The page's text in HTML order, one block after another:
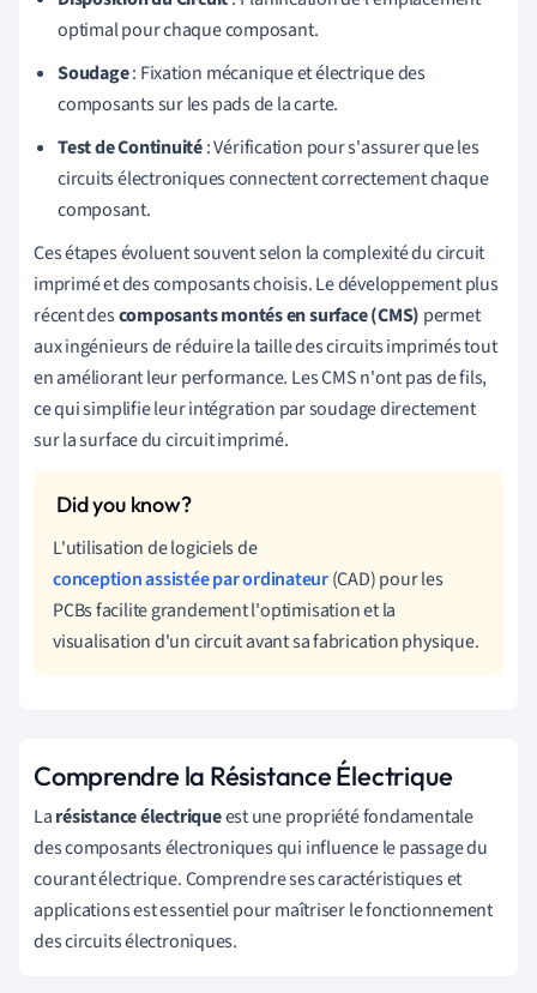
optimal pour chaque composant.
Soudage: Fixation mécanique et électrique des
composants sur les pads de la carte.
Test de Continuité: Vérification pour s'assurer que les
circuits électroniques connectent correctement chaque
composant.
Ces étapes évoluent souvent selon la complexité du circuit
imprimé et des composants choisis. Le développement plus
récent descomposants montés en surface (CMS) permet
aux ingénieurs de réduire la taille des circuits imprimés tout
en améliorant leur performance. Les CMS n'ont pas de fils,
ce qui simplifie leur intégration par soudage directement
sur la surface du circuit imprimé.
L'utilisation de logiciels de
conception assistée par ordinateur(CAD) pour les
PCBs facilite grandement l'optimisation et la
visualisation d'un circuit avant sa fabrication physique.
Comprendre la Résistance Électrique
Larésistance électriqueest une propriété fondamentale
des composants électroniques qui influence le passage du
courant électrique. Comprendre ses caractéristiques et
applications est essentiel pour maîtriser le fonctionnement
des circuits électroniques.